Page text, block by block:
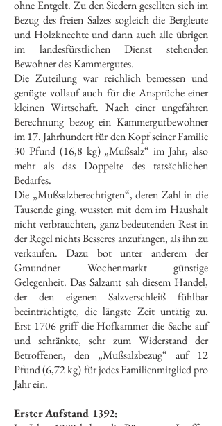
ohne Entgelt. Zu den Siedern gesellten sich im
Bezug des freien Salzes sogleich die Bergleute
und Holzknechte und dann auch alle übrigen
im landesfürstlichen Dienst stehenden
Bewohner des Kammergutes.
Die Zuteilung war reichlich bemessen und
genügte vollauf auch für die Ansprüche einer
kleinen Wirtschaft. Nach einer ungefähren
Berechnung bezog ein Kammergutbewohner
im 17. Jahrhundert für den Kopf seiner Familie
30 Pfund (16,8 kg) „Mußsalz“ im Jahr, also
mehr als das Doppelte des tatsächlichen
Bedarfes.
Die „Mußsalzberechtigten“, deren Zahl in die
Tausende ging, wussten mit dem im Haushalt
nicht verbrauchten, ganz bedeutenden Rest in
der Regel nichts Besseres anzufangen, als ihn zu
verkaufen. Dazu bot unter anderem der
Gmundner Wochenmarkt günstige
Gelegenheit. Das Salzamt sah diesem Handel,
der den eigenen Salzverschleiß fühlbar
beeinträchtigte, die längste Zeit untätig zu.
Erst 1706 griff die Hofkammer die Sache auf
und schränkte, sehr zum Widerstand der
Betroffenen, den „Mußsalzbezug“ auf 12
Pfund (6,72 kg) für jedes Familienmitglied pro
Jahr ein.
Erster Aufstand 1392: